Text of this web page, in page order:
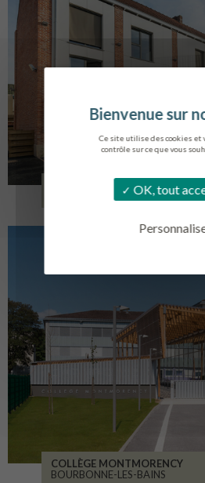
Ce site utilise des cookies et
contrôle sur ce que vous
OK, tout
LOG. JEUNES TRAVAILLEURS
COLLÈGE MONTMORENCY
BOURBONNE-LES-BAINS